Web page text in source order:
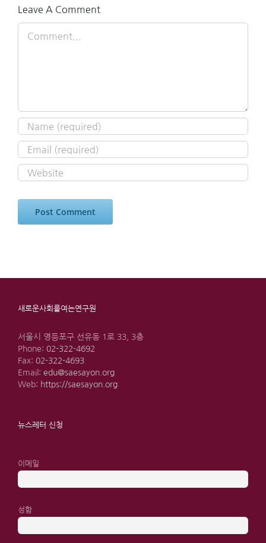
Leave A Comment
새로운사회를여는연구원
서울시 영등포구 선유동 1로 33, 3층
Phone: 02-322-4692
Fax: 02-322-4693
Email: edu@saesayon.org
Web: https://saesayon.org
뉴스레터 신청
이메일
성함